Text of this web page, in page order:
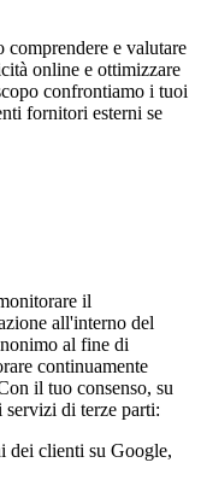
comprendere e valutare
online e ottimizzare
confrontiamo i tuoi
fornitori esterni se
il
all'interno del
al fine di
continuamente
il tuo consenso, su
di terze parti:
dei clienti su Google,